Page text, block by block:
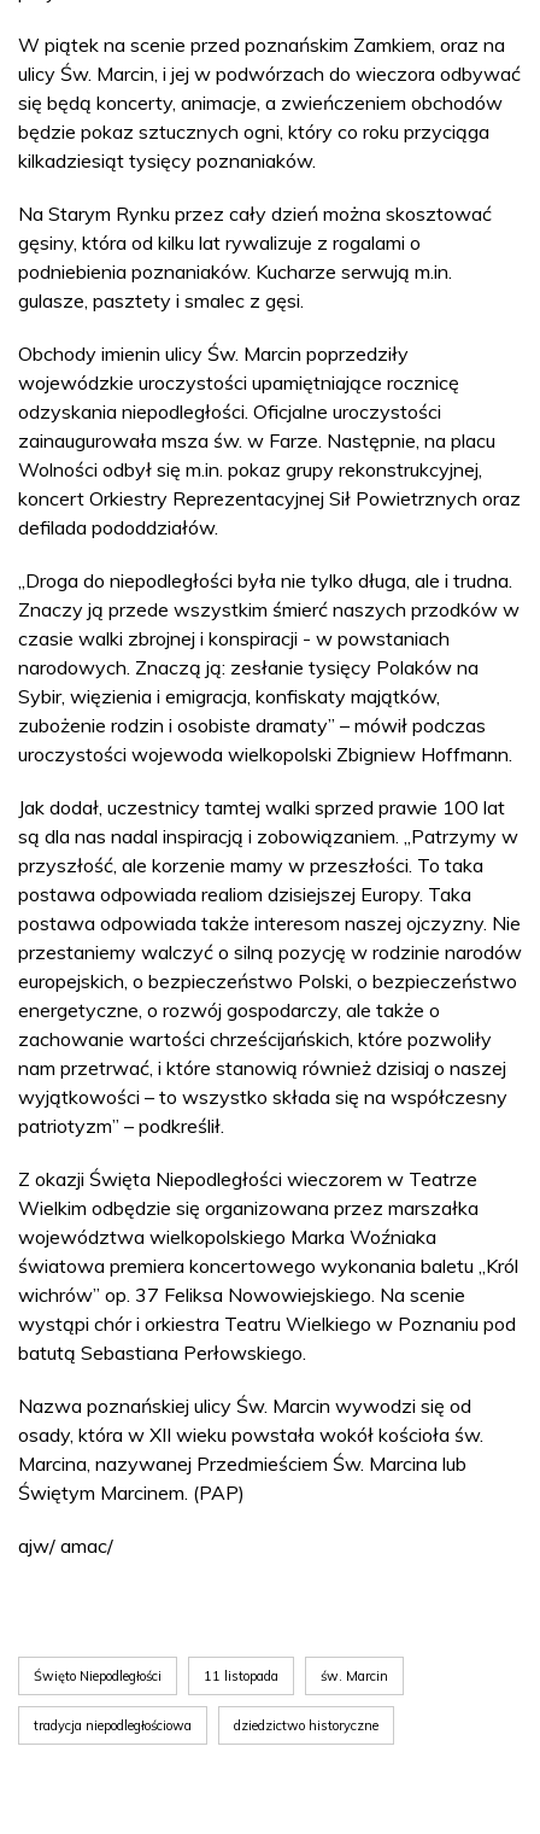
W piątek na scenie przed poznańskim Zamkiem, oraz na
ulicy Św. Marcin, i jej w podwórzach do wieczora odbywać
się będą koncerty, animacje, a zwieńczeniem obchodów
będzie pokaz sztucznych ogni, który co roku przyciąga
kilkadziesiąt tysięcy poznaniaków.
Na Starym Rynku przez cały dzień można skosztować
gęsiny, która od kilku lat rywalizuje z rogalami o
podniebienia poznaniaków. Kucharze serwują m.in.
gulasze, pasztety i smalec z gęsi.
Obchody imienin ulicy Św. Marcin poprzedziły
wojewódzkie uroczystości upamiętniające rocznicę
odzyskania niepodległości. Oficjalne uroczystości
zainaugurowała msza św. w Farze. Następnie, na placu
Wolności odbył się m.in. pokaz grupy rekonstrukcyjnej,
koncert Orkiestry Reprezentacyjnej Sił Powietrznych oraz
defilada pododdziałów.
„Droga do niepodległości była nie tylko długa, ale i trudna.
Znaczy ją przede wszystkim śmierć naszych przodków w
czasie walki zbrojnej i konspiracji - w powstaniach
narodowych. Znaczą ją: zesłanie tysięcy Polaków na
Sybir, więzienia i emigracja, konfiskaty majątków,
zubożenie rodzin i osobiste dramaty” – mówił podczas
uroczystości wojewoda wielkopolski Zbigniew Hoffmann.
Jak dodał, uczestnicy tamtej walki sprzed prawie 100 lat
są dla nas nadal inspiracją i zobowiązaniem. „Patrzymy w
przyszłość, ale korzenie mamy w przeszłości. To taka
postawa odpowiada realiom dzisiejszej Europy. Taka
postawa odpowiada także interesom naszej ojczyzny. Nie
przestaniemy walczyć o silną pozycję w rodzinie narodów
europejskich, o bezpieczeństwo Polski, o bezpieczeństwo
energetyczne, o rozwój gospodarczy, ale także o
zachowanie wartości chrześcijańskich, które pozwoliły
nam przetrwać, i które stanowią również dzisiaj o naszej
wyjątkowości – to wszystko składa się na współczesny
patriotyzm” – podkreślił.
Z okazji Święta Niepodległości wieczorem w Teatrze
Wielkim odbędzie się organizowana przez marszałka
województwa wielkopolskiego Marka Woźniaka
światowa premiera koncertowego wykonania baletu „Król
wichrów” op. 37 Feliksa Nowowiejskiego. Na scenie
wystąpi chór i orkiestra Teatru Wielkiego w Poznaniu pod
batutą Sebastiana Perłowskiego.
Nazwa poznańskiej ulicy Św. Marcin wywodzi się od
osady, która w XII wieku powstała wokół kościoła św.
Marcina, nazywanej Przedmieściem Św. Marcina lub
Świętym Marcinem. (PAP)
ajw/ amac/
Święto Niepodległości 11 listopada św. Marcin
tradycja niepodległościowa dziedzictwo historyczne